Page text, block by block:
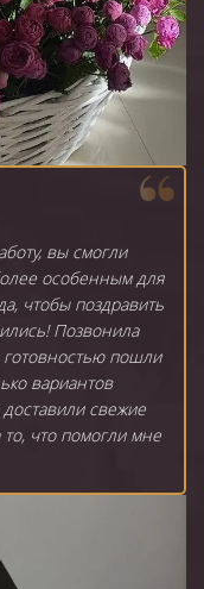
вы смогли
особенным для
чтобы поздравить
Позвонила
пошли
вариантов
свежие
что помогли мне